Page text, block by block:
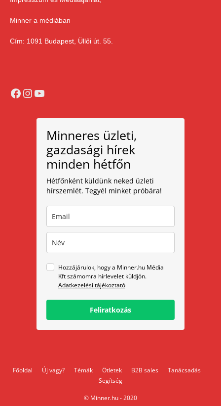
Minner a médiában
Cím: 1091 Budapest, Üllői út. 55.
Facebook
Instagram
YouTube
Minneres üzleti,
gazdasági hírek
minden hétfőn
Hétfőnként küldünk neked üzleti
hírszemlét. Tegyél minket próbára!
Hozzájárulok, hogy a Minner.hu Média
Kft számomra hírlevelet küldjön.
Adatkezelési tájékoztató
Feliratkozás
Főoldal Új vagy? Témák Ötletek B2B sales
Tanácsadás
Segítség
© Minner.hu - 2020